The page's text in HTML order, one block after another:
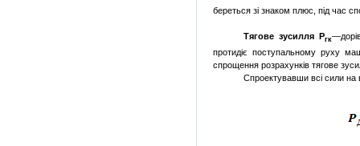
береться зі знаком плюс, під час
Тягове зусилля Ргк
протидіє по­ступальному руху
спрощення розрахунків тя­гове
Спроектувавши всі сили на